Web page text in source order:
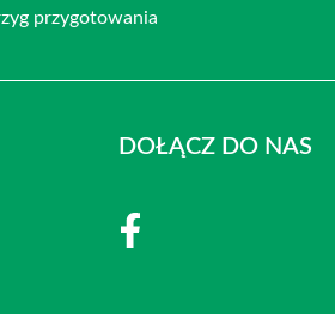
przygotowania
DOŁĄCZ DO NAS